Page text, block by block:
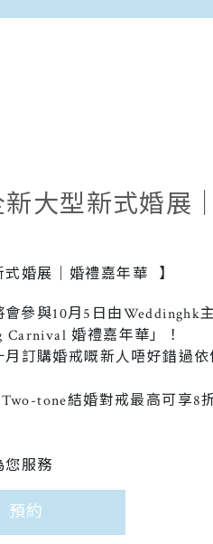
大型新式婚展
式婚展｜婚禮嘉年華 】
會參與10月5日由Weddinghk
Carnival 婚禮嘉年華」！
訂購婚戒嘅新人唔好錯過依
tone結婚對戒最高可享8
您服務
預約